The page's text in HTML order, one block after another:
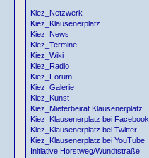
Kiez_Netzwerk
Kiez_Klausenerplatz
Kiez_News
Kiez_Termine
Kiez_Wiki
Kiez_Radio
Kiez_Forum
Kiez_Galerie
Kiez_Kunst
Kiez_Mieterbeirat Klausenerplatz
Kiez_Klausenerplatz bei Facebook
Kiez_Klausenerplatz bei Twitter
Kiez_Klausenerplatz bei YouTube
Initiative Horstweg/Wundtstraße